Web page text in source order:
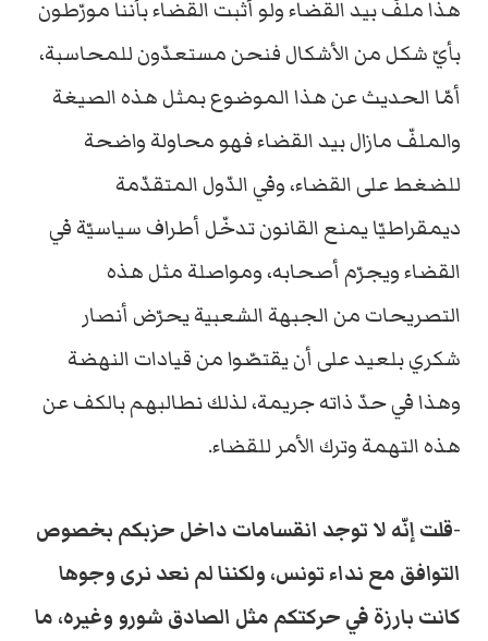
هذا ملفّ بيد القضاء ولو أثبت القضاء بأننا مورّطون
بأيّ شكل من الأشكال فنحن مستعدّون للمحاسبة،
أمّا الحديث عن هذا الموضوع بمثل هذه الصيغة
والملفّ مازال بيد القضاء فهو محاولة واضحة
للضغط على القضاء، وفي الدّول المتقدّمة
ديمقراطيّا يمنع القانون تدخّل أطراف سياسيّة في
القضاء ويجرّم أصحابه، ومواصلة مثل هذه
التصريحات من الجبهة الشعبية يحرّض أنصار
شكري بلعيد على أن يقتصّوا من قيادات النهضة
وهذا في حدّ ذاته جريمة، لذلك نطالبهم بالكف عن
هذه التهمة وترك الأمر للقضاء.
-قلت إنّه لا توجد انقسامات داخل حزبكم بخصوص
التوافق مع نداء تونس، ولكننا لم نعد نرى وجوها
كانت بارزة في حركتكم مثل الصادق شورو وغيره، ما